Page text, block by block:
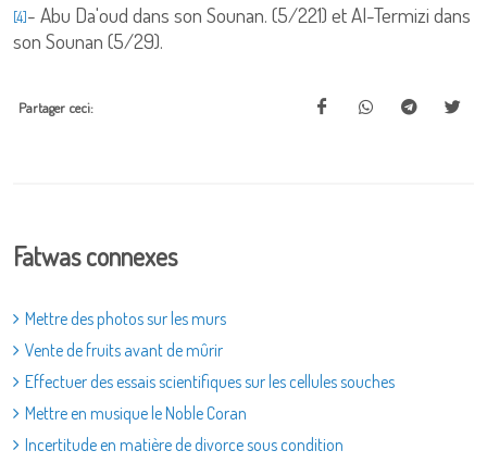
[4]- Abu Da'oud dans son Sounan. (5/221) et Al-Termizi dans
son Sounan (5/29).
Partager ceci:
Fatwas connexes
Mettre des photos sur les murs
Vente de fruits avant de mûrir
Effectuer des essais scientifiques sur les cellules souches
Mettre en musique le Noble Coran
Incertitude en matière de divorce sous condition